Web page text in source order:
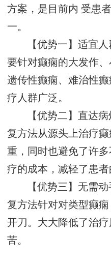
方案，是目前内 受患
一。
【优势一】适宜
要针对癫痫的大发作、
遗传性癫痫、难治性
疗人群广泛。
【优势二】直达
复方法从源头上治疗
重，同时也避免了许
疗的成本，减轻了患者
【优势三】无需
复方法针对对类型癫
开刀。大大降低了治
苦。